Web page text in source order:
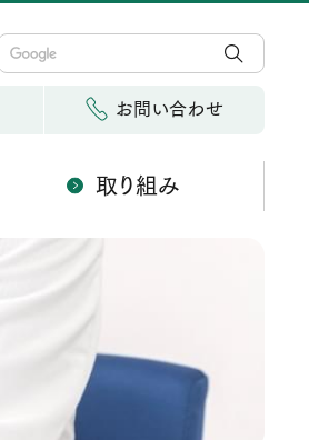
お問い合わせ
取り組み